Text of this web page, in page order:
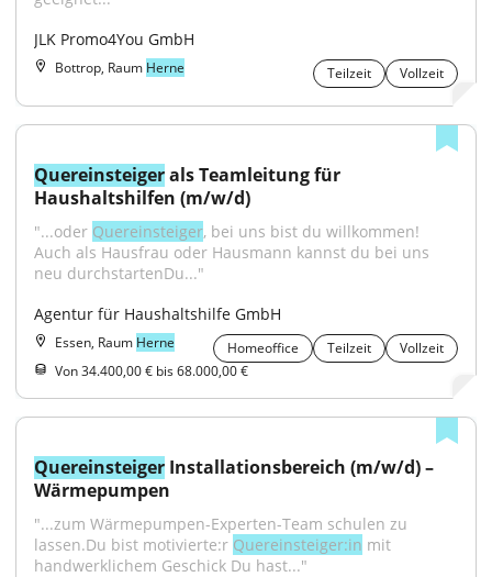
JLK Promo4You GmbH
Bottrop, Raum Herne Teilzeit Vollzeit
Quereinsteiger als Teamleitung für
Haushaltshilfen (m/w/d)
"...oder Quereinsteiger, bei uns bist du willkommen!
Auch als Hausfrau oder Hausmann kannst du bei uns
neu durchstartenDu..."
Agentur für Haushaltshilfe GmbH
Essen, Raum Herne Homeoffice Teilzeit
Vollzeit
Von 34.400,00 € bis 68.000,00 €
Quereinsteiger Installationsbereich (m/w/d) –
Wärmepumpen
"...zum Wärmepumpen-Experten-Team schulen zu
lassen.Du bist motivierte:r Quereinsteiger:in mit
handwerklichem Geschick Du hast..."